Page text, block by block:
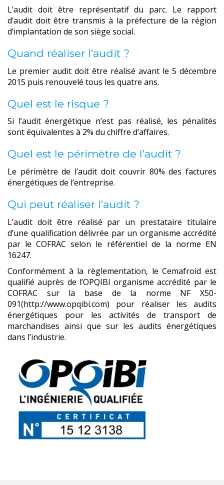
L’audit doit être représentatif du parc. Le rapport
d’audit doit être transmis à la préfecture de la région
d’implantation de son siège social.
Quand réaliser l’audit ?
Le premier audit doit être réalisé avant le 5 décembre
2015 puis renouvelé tous les quatre ans.
Quel est le risque ?
Si l’audit énergétique n’est pas réalisé, les pénalités
sont équivalentes à 2% du chiffre d’affaires.
Quel est le périmètre de l’audit ?
Le périmètre de l’audit doit couvrir 80% des factures
énergétiques de l’entreprise.
Qui peut réaliser l’audit ?
L’audit doit être réalisé par un prestataire titulaire
d’une qualification délivrée par un organisme accrédité
par le COFRAC selon le référentiel de la norme EN
16247.
Conformément à la règlementation, le Cemafroid est
qualifié auprès de l’OPQIBI organisme accrédité par le
COFRAC sur la base de la norme NF X50-
091(http://www.opqibi.com) pour réaliser les audits
énergétiques pour les activités de transport de
marchandises ainsi que sur les audits énergétiques
dans l’industrie.